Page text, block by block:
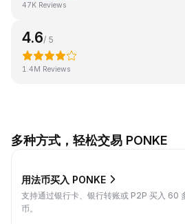
47K Reviews
4.6/ 5
1.4M Reviews
多种方式，轻松交易 PONKE
用法币买入 PONKE
支持通过银行卡、银行转账或 P2P 买入 60
币。